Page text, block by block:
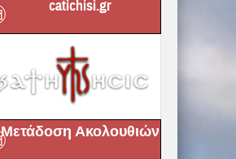
catichisi.gr
Μετάδοση Ακολουθιών